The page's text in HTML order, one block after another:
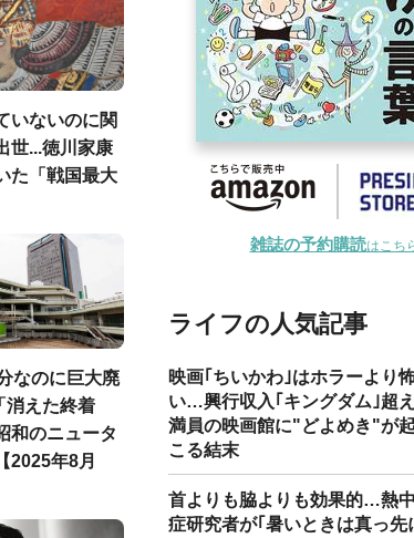
いないのに関
世...徳川家康
た「戦国最大
なのに巨大廃
消えた終着
和のニュータ
2025年8月
雑誌の予約購読はこち
ライフの人気記事
映画｢ちいかわ｣はホラーより
い…興行収入｢キングダム｣超
満員の映画館に"どよめき"が起
こる結末
首よりも脇よりも効果的…熱中
症研究者が｢暑いときは真っ先